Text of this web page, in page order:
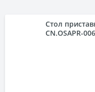
Стол
CN.OSAPR-